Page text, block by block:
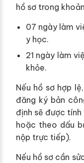
hồ sơ trong
07 ngày làm
y học.
21 ngày làm
khỏe.
Nếu hồ sơ hợp
đăng ký bản
định sẽ được
hoặc theo dấu
nộp trực tiếp).
Nếu hồ sơ cần